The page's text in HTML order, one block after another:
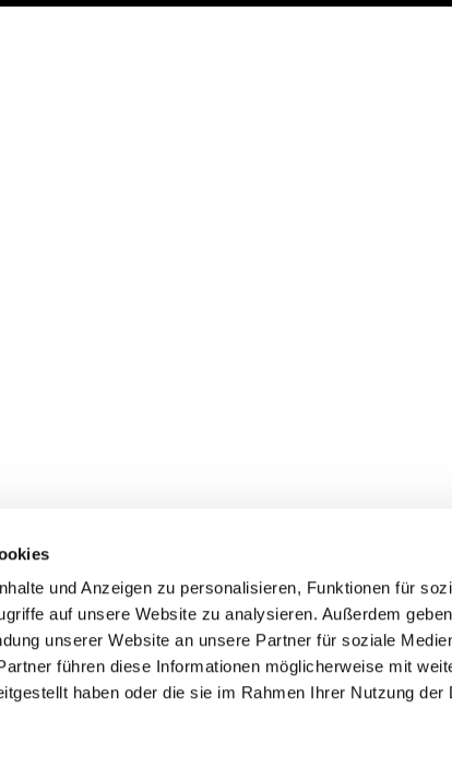
und Anzeigen zu personalisieren, Funktionen für
auf unsere Website zu analysieren. Außerdem
unserer Website an unsere Partner für soziale
führen diese Informationen möglicherweise mit
haben oder die sie im Rahmen Ihrer Nutzung der
Pfarrei St. Bernhard Stralsund/Rügen/Demmin •
Hinweisgebersystem